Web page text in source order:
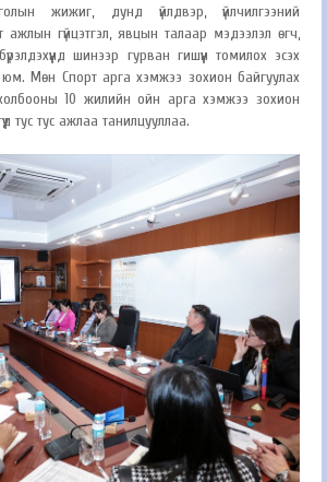
жижиг, дунд үйлдвэр, үйлчилгээний
ажлын гүйцэтгэл, явцын талаар мэдээлэл өгч,
шинээр гурван гишүүн томилох эсэх
юм. Мөн Спорт арга хэмжээ зохион байгуулах
10 жилийн ойн арга хэмжээ зохион
тус тус ажлаа танилцууллаа.